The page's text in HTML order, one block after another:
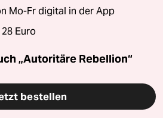
Mo-Fr digital in der App
Euro
„Autoritäre Rebellion“
bestellen